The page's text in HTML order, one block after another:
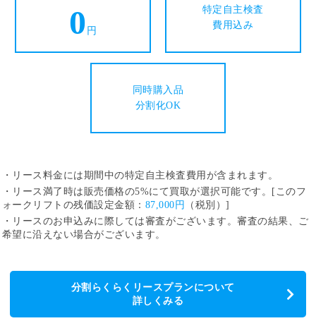
0 円
特定自主検査
費用込み
同時購入品
分割化OK
・リース料金には期間中の特定自主検査費用が含まれます。
・リース満了時は販売価格の5%にて買取が選択可能です。[このフ
ォークリフトの残価設定金額： 87,000円
（税別）]
・リースのお申込みに際しては審査がございます。審査の結果、ご
希望に沿えない場合がございます。
分割らくらくリースプランについて
詳しくみる